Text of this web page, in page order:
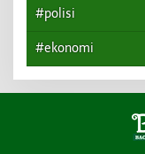
#polisi
#ekonomi